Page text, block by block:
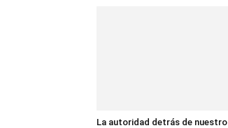
La autoridad detrás de nuestro